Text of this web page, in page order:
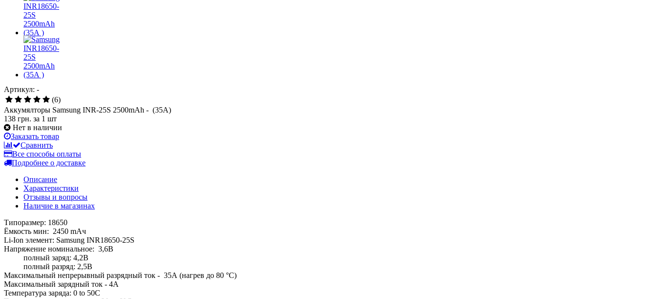
Артикул: -
(6)
Аккумялторы Samsung INR-25S 2500mAh - (35A)
138 грн. за 1 шт
Нет в наличии
Заказать товар
Сравнить
Все способы оплаты
Подробнее о доставке
Описание
Характеристики
Отзывы и вопросы
Наличие в магазинах
Типоразмер: 18650
Ёмкость мин: 2450 mAч
Li-Ion элемент: Samsung INR18650-25S
Напряжение номинальное: 3,6В
полный заряд: 4,2В
полный разряд: 2,5В
Максимальный непрерывный разрядный ток - 35А (нагрев до 80 °С)
Максимальный зарядный ток - 4А
Температура заряда: 0 to 50C